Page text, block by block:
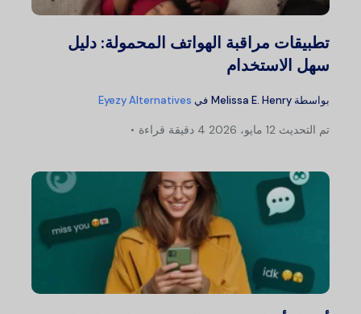
تطبيقات مراقبة الهواتف المحمولة: دليل
سهل الاستخدام
بواسطة Melissa E. Henry في Eyezy Alternatives
تم التحديث 4 دقيقة قراءة